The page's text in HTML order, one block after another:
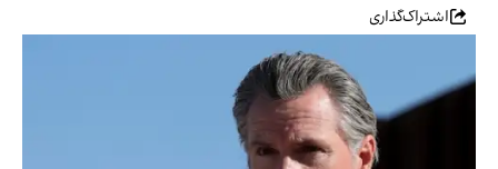
اشتراک‌گذاری